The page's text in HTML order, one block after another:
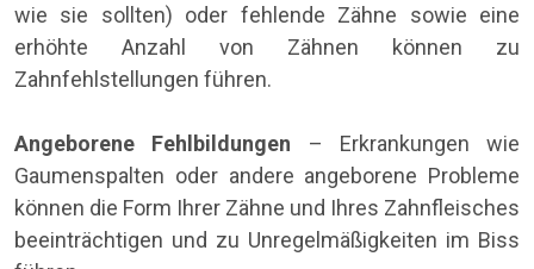
wie sie sollten) oder fehlende Zähne sowie eine
erhöhte Anzahl von Zähnen können zu
Zahnfehlstellungen führen.
Angeborene Fehlbildungen – Erkrankungen wie
Gaumenspalten oder andere angeborene Probleme
können die Form Ihrer Zähne und Ihres Zahnfleisches
beeinträchtigen und zu Unregelmäßigkeiten im Biss